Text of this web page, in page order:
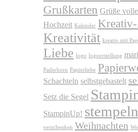
Grußkarten Grüße
Hochzeit Kalender
Kreativität kreativ mit
Liebe logo logoerstellung
Paderborn Papierliebe
Schachteln selbstgebastelt
Setz die Segel
StampinUp! stempeln
verschenken Weihnachten